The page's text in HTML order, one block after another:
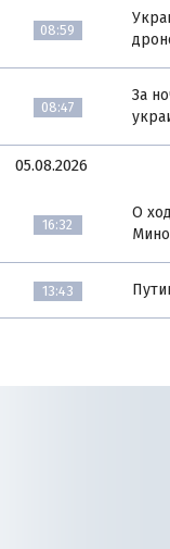
08:59
08:47
За
05.08.2026
16:32
О
13:43